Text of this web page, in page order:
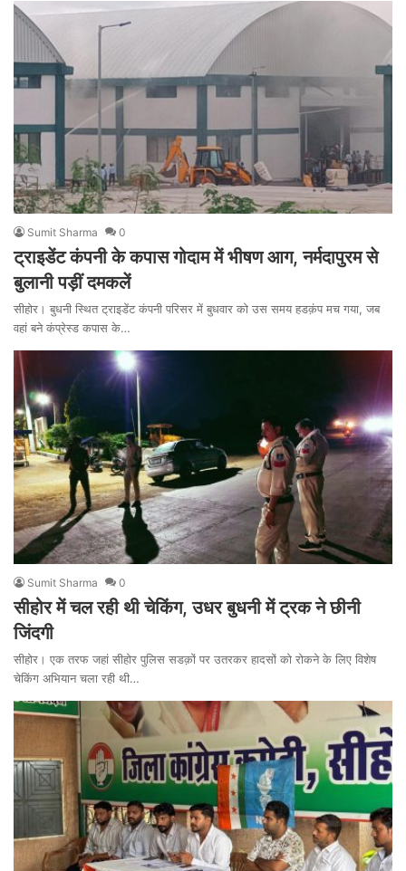
Sumit Sharma 0
ट्राइडेंट कंपनी के कपास गोदाम में भीषण आग, नर्मदापुरम से
बुलानी पड़ीं दमकलें
सीहोर। बुधनी स्थित ट्राइडेंट कंपनी परिसर में बुधवार को उस समय हडक़ंप मच गया, जब
वहां बने कंप्रेस्ड कपास के…
Sumit Sharma 0
सीहोर में चल रही थी चेकिंग, उधर बुधनी में ट्रक ने छीनी
जिंदगी
सीहोर। एक तरफ जहां सीहोर पुलिस सडक़ों पर उतरकर हादसों को रोकने के लिए विशेष
चेकिंग अभियान चला रही थी…